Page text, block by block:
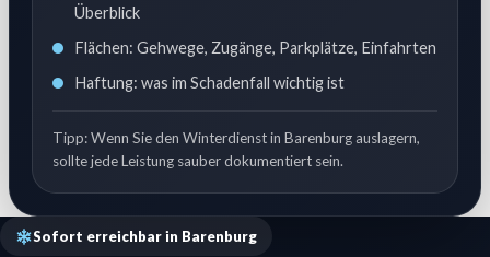
Überblick
Flächen: Gehwege, Zugänge, Parkplätze, Einfahrten
Haftung: was im Schadenfall wichtig ist
Tipp: Wenn Sie den Winterdienst in Barenburg auslagern,
sollte jede Leistung sauber dokumentiert sein.
Sofort erreichbar in Barenburg